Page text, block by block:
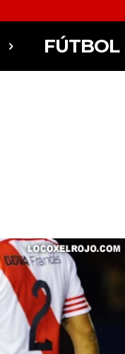
FÚTBOL